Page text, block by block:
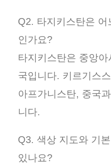
Q2. 타지키스탄은
인가요?
타지키스탄은 중앙
국입니다. 키르기스
아프가니스탄, 중국
니다.
Q3. 색상 지도와 기
있나요?